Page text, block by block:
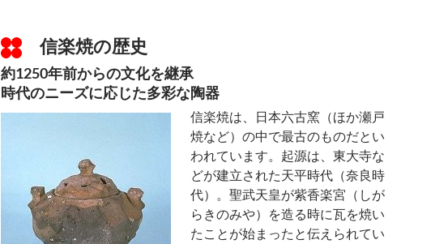
信楽焼の歴史
約1250年前からの文化を継承
時代のニーズに応じた多彩な陶器
信楽焼は、日本六古窯（ほか瀬戸
焼など）の中で最古のものだとい
われています。起源は、東大寺な
どが建立された天平時代（奈良時
代）。聖武天皇が紫香楽宮（しが
らきのみや）を造る時に瓦を焼い
たことが始まったと伝えられてい